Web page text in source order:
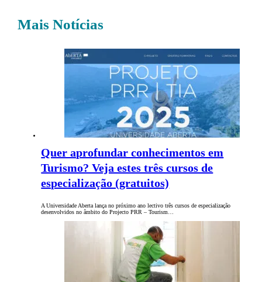
Mais Notícias
Quer aprofundar conhecimentos em
Turismo? Veja estes três cursos de
especialização (gratuitos)
A Universidade Aberta lança no próximo ano lectivo três cursos de especialização
desenvolvidos no âmbito do Projecto PRR – Tourism…